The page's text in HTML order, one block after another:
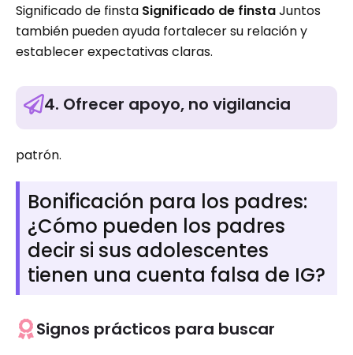
Significado de finsta Significado de finstaJuntos
también pueden ayuda fortalecer su relación y
establecer expectativas claras.
4. Ofrecer apoyo, no vigilancia
patrón.
Bonificación para los padres:
¿Cómo pueden los padres
decir si sus adolescentes
tienen una cuenta falsa de IG?
Signos prácticos para buscar